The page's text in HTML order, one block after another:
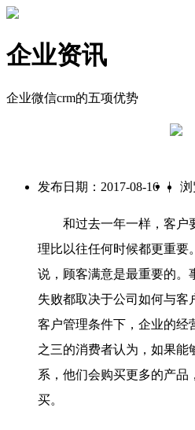
企业资讯
企业微信crm的五项优势
发布日期：2017-08-16 | 浏
和过去一年一样，客户
理比以往任何时候都更重要
说，顾客满意是最重要的。
失败都取决于公司如何与客
客户管理条件下，企业的经
之三的消费者认为，如果能
系，他们会购买更多的产品
买。